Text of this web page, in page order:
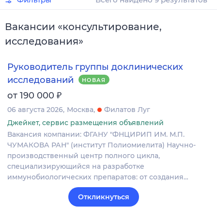
Вакансии «консультирование,
исследования»
Руководитель группы доклинических
исследований
НОВАЯ
от 190 000 ₽
06 августа 2026 Москва
Филатов Луг
Джейкет, сервис размещения объявлений
Вакансия компании: ФГАНУ "ФНЦИРИП ИМ. М.П.
ЧУМАКОВА РАН" (институт Полиомиелита) Научно-
производственный центр полного цикла,
специализирующийся на разработке
иммунобиологических препаратов: от создания…
Откликнуться